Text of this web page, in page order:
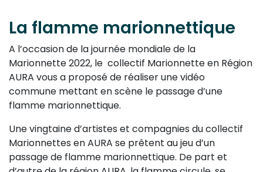
La flamme marionnettique
A l’occasion de la journée mondiale de la
Marionnette 2022, le collectif Marionnette en Région
AURA vous a proposé de réaliser une vidéo
commune mettant en scène le passage d’une
flamme marionnettique.
Une vingtaine d’artistes et compagnies du collectif
Marionnettes en AURA se prêtent au jeu d’un
passage de flamme marionnettique. De part et